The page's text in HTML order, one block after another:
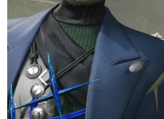
ゲーム
「経験値」
の起源や用
イニーP氏
カテゴリ